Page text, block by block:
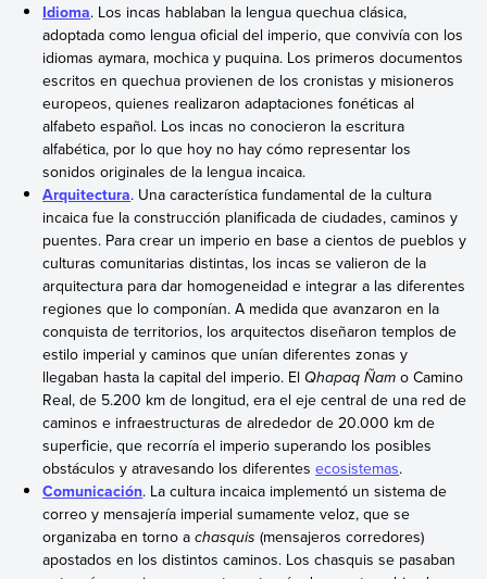
Idioma. Los incas hablaban la lengua quechua clásica,
adoptada como lengua oficial del imperio, que convivía con los
idiomas aymara, mochica y puquina. Los primeros documentos
escritos en quechua provienen de los cronistas y misioneros
europeos, quienes realizaron adaptaciones fonéticas al
alfabeto español. Los incas no conocieron la escritura
alfabética, por lo que hoy no hay cómo representar los
sonidos originales de la lengua incaica.
Arquitectura. Una característica fundamental de la cultura
incaica fue la construcción planificada de ciudades, caminos y
puentes. Para crear un imperio en base a cientos de pueblos y
culturas comunitarias distintas, los incas se valieron de la
arquitectura para dar homogeneidad e integrar a las diferentes
regiones que lo componían. A medida que avanzaron en la
conquista de territorios, los arquitectos diseñaron templos de
estilo imperial y caminos que unían diferentes zonas y
llegaban hasta la capital del imperio. ElQhapaq Ñam o Camino
Real, de 5.200 km de longitud, era el eje central de una red de
caminos e infraestructuras de alrededor de 20.000 km de
superficie, que recorría el imperio superando los posibles
obstáculos y atravesando los diferentesecosistemas.
Comunicación. La cultura incaica implementó un sistema de
correo y mensajería imperial sumamente veloz, que se
organizaba en torno achasquis (mensajeros corredores)
apostados en los distintos caminos. Los chasquis se pasaban